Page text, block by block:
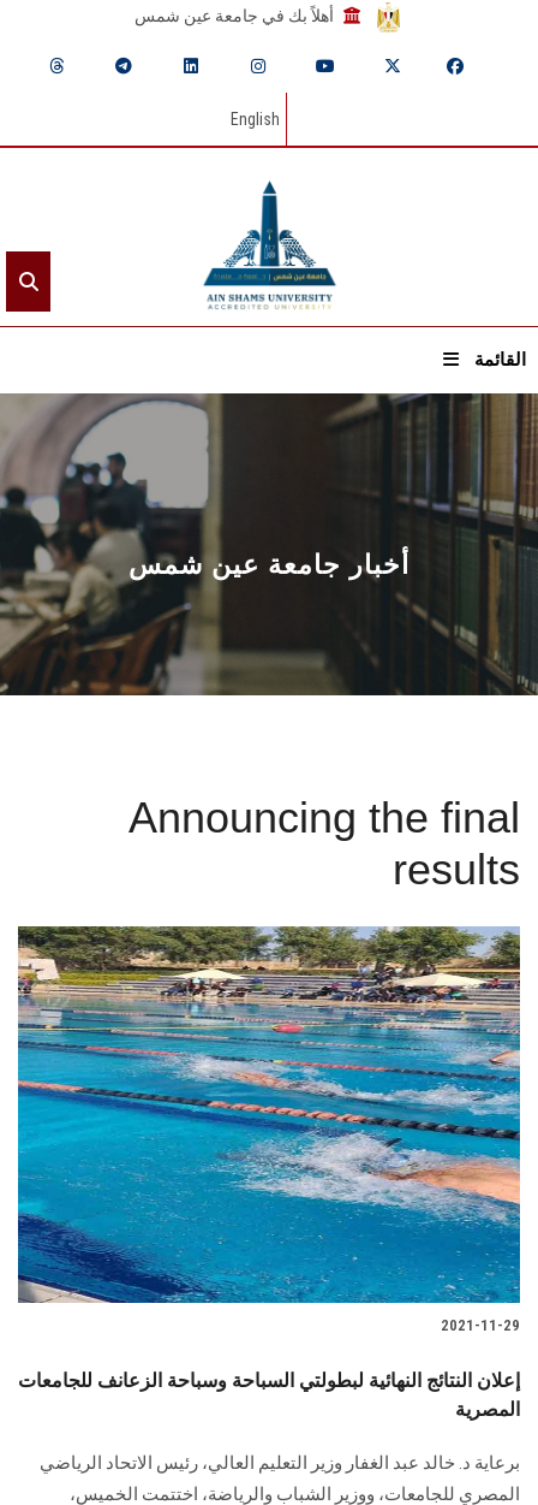
أهلاً بك في جامعة عين شمس
English
القائمة
الرئيسيـة
عن الجامعة
القطاعـات
الشئون الأكاديمية
البحث العلمي
المراكز والوحدات
الإعلام
تواصل معنا
الطلاب
هيئة التدريس
الدراسات العليا
الخريجين
سجل الان
أخبار جامعة عين شمس
Announcing the final
results
2021-11-29
إعلان النتائج النهائية لبطولتي السباحة وسباحة الزعانف للجامعات
المصرية
برعاية د. خالد عبد الغفار وزير التعليم العالي، رئيس الاتحاد الرياضي
المصري للجامعات، ووزير الشباب والرياضة، اختتمت الخميس،